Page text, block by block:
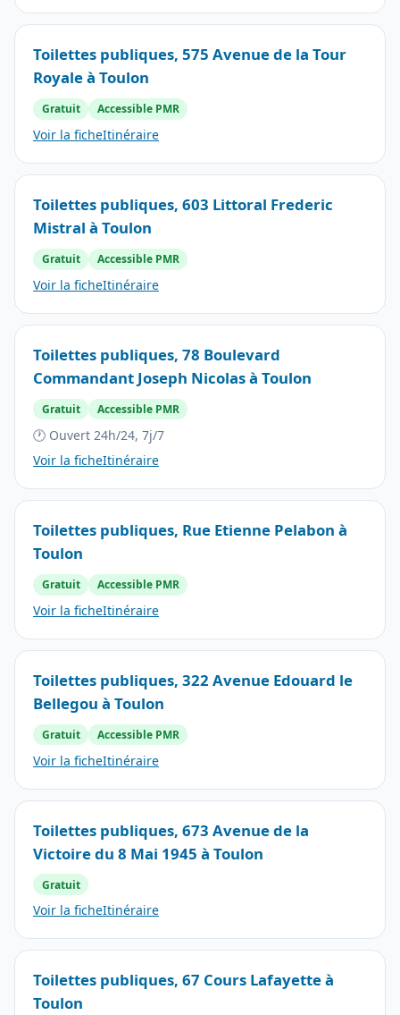
Toilettes publiques, 575 Avenue de la Tour
Royale à Toulon
Gratuit Accessible PMR
Voir la ficheItinéraire
Toilettes publiques, 603 Littoral Frederic
Mistral à Toulon
Gratuit Accessible PMR
Voir la ficheItinéraire
Toilettes publiques, 78 Boulevard
Commandant Joseph Nicolas à Toulon
Gratuit Accessible PMR
🕐 Ouvert 24h/24, 7j/7
Voir la ficheItinéraire
Toilettes publiques, Rue Etienne Pelabon à
Toulon
Gratuit Accessible PMR
Voir la ficheItinéraire
Toilettes publiques, 322 Avenue Edouard le
Bellegou à Toulon
Gratuit Accessible PMR
Voir la ficheItinéraire
Toilettes publiques, 673 Avenue de la
Victoire du 8 Mai 1945 à Toulon
Gratuit
Voir la ficheItinéraire
Toilettes publiques, 67 Cours Lafayette à
Toulon